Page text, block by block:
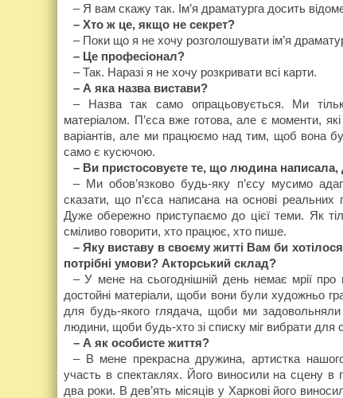
– Я вам скажу так. Ім’я драматурга досить
– Хто ж це, якщо не секрет?
– Поки що я не хочу розголошувати ім’я
– Це професіонал?
– Так. Наразі я не хочу розкривати всі карти.
– А яка назва вистави?
– Назва так само опрацьовується. Ми
матеріалом. П’єса вже готова, але є моменти,
варіантів, але ми працюємо над тим, щоб вона
само є кусючою.
– Ви пристосовуєте те, що людина написала,
– Ми обов’язково будь-яку п’єсу мусимо
сказати, що п’єса написана на основі реальних
Дуже обережно приступаємо до цієї теми. Як
сміливо говорити, хто працює, хто пише.
– Яку виставу в своєму житті Вам би
потрібні умови? Акторський склад?
– У мене на сьогоднішній день немає мрії про
достойні матеріали, щоби вони були художньо
для будь-якого глядача, щоби ми
людини, щоби будь-хто зі списку міг вибрати для
– А як особисте життя?
– В мене прекрасна дружина, артистка
участь в спектаклях. Його виносили на сцену в
два роки. В дев’ять місяців у Харкові його